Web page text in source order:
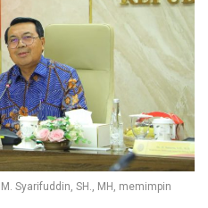
Syarifuddin, SH., MH, memimpin